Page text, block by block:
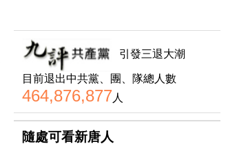
引發三退大潮
目前退出中共黨、團、隊總人數
464,876,877人
隨處可看新唐人